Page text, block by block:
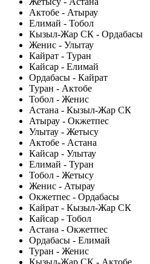
Актобе - Атырау
Елимай - Тобол
Кызыл-Жар СК - Ордабасы
Женис - Улытау
Кайрат - Туран
Кайсар - Елимай
Ордабасы - Кайрат
Туран - Актобе
Тобол - Женис
Астана - Кызыл-Жар СК
Атырау - Окжетпес
Улытау - Жетысу
Актобе - Астана
Кайсар - Улытау
Елимай - Туран
Тобол - Жетысу
Женис - Атырау
Окжетпес - Ордабасы
Кайрат - Кызыл-Жар СК
Кайсар - Тобол
Астана - Окжетпес
Ордабасы - Елимай
Туран - Женис